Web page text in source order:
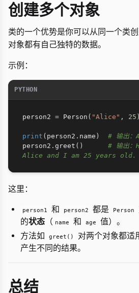
创建多个对象
类的一个优势是你可以从同一个类
对象都有自己独特的数据。
示例：
PYTHON
person2 = Person ( "Alice" , 25 )
print ( person2 . name )
# 输出
person2 . greet ( )
# 输出
Alice and I am 25 years old.
这里：
person1 和 person2 都是 Person
的状态 （ name 和 age
值）。
方法如
greet()
对两个对象都适
产生不同的结果。
总结